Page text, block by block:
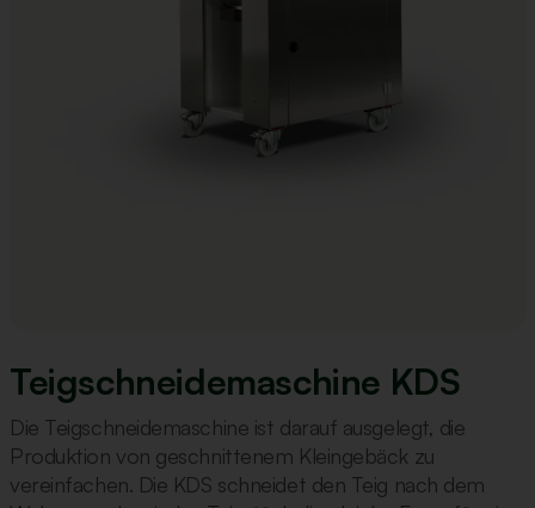
Teigschneidemaschine KDS
Die Teigschneidemaschine ist darauf ausgelegt, die
Produktion von geschnittenem Kleingebäck zu
vereinfachen. Die KDS schneidet den Teig nach dem